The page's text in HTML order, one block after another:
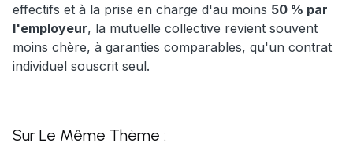
effectifs et à la prise en charge d'au moins 50 % par
l'employeur, la mutuelle collective revient souvent
moins chère, à garanties comparables, qu'un contrat
individuel souscrit seul.
Sur Le Même Thème :